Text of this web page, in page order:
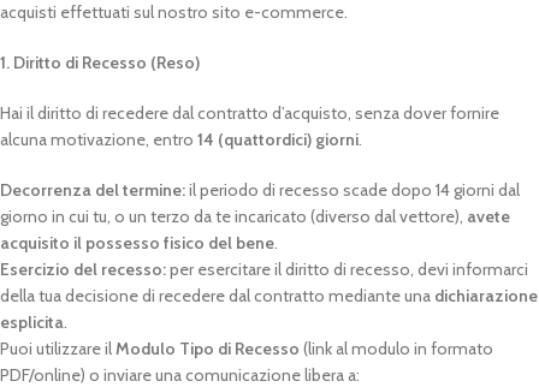
acquisti effettuati sul nostro sito e-commerce.
1. Diritto di Recesso (Reso)
Hai il diritto di recedere dal contratto d’acquisto, senza dover fornire
alcuna motivazione, entro 14 (quattordici) giorni.
Decorrenza del termine:il periodo di recesso scade dopo 14 giorni dal
giorno in cui tu, o un terzo da te incaricato (diverso dal vettore), avete
acquisito il possesso fisico del bene.
Esercizio del recesso:per esercitare il diritto di recesso, devi informarci
della tua decisione di recedere dal contratto mediante una dichiarazione
esplicita.
Puoi utilizzare ilModulo Tipo di Recesso (link al modulo in formato
PDF/online) o inviare una comunicazione libera a: